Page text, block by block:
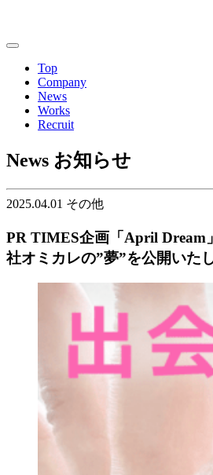
Top
Company
News
Works
Recruit
News お知らせ
2025.04.01 その他
PR TIMES企画「April Dream
社オミカレの”夢”を公開いた